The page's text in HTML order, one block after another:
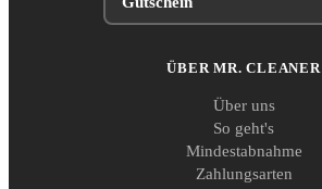
ÜBER MR. CLEANER
Über uns
So geht's
Mindestabnahme
Zahlungsarten